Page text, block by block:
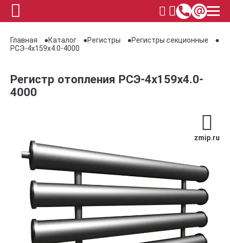
Главная Каталог Регистры
Регистры секционные
РСЭ-4x159x4.0-4000
Регистр отопления РСЭ-4x159x4.0-
4000
zmip.ru